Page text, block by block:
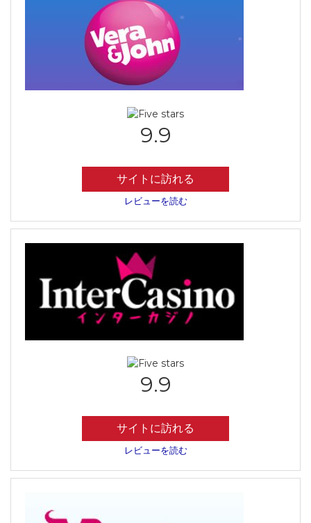
9.9
サイトに訪れる
レビューを読む
9.9
サイトに訪れる
レビューを読む